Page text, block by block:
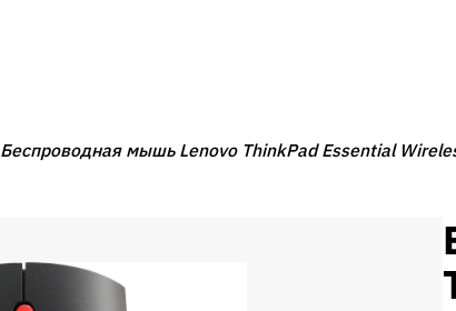
Беспроводная мышь Lenovo ThinkPad Essential